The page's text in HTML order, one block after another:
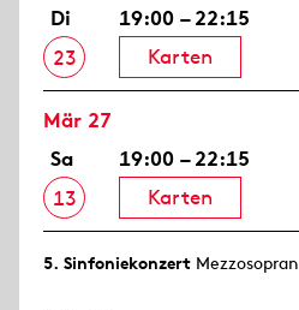
Di
23
19:00 – 22:15
Karten
Mär 27
Sa
13
19:00 – 22:15
Karten
5. Sinfonie­konzert Mezzosopran